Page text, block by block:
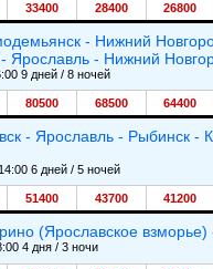
33400 28400 26800
- Нижний
Ярославль - Нижний
9 дней / 8 ночей
80500 68500 64400
- Ярославль - Рыбинск
6 дней / 5 ночей
51400 43700 41200
(Ярославское
4 дня / 3 ночи